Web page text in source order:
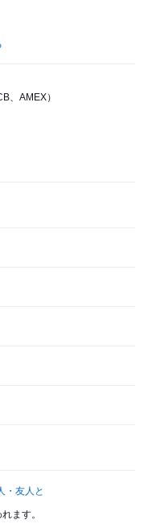
、AMEX）
・友人と
ます。